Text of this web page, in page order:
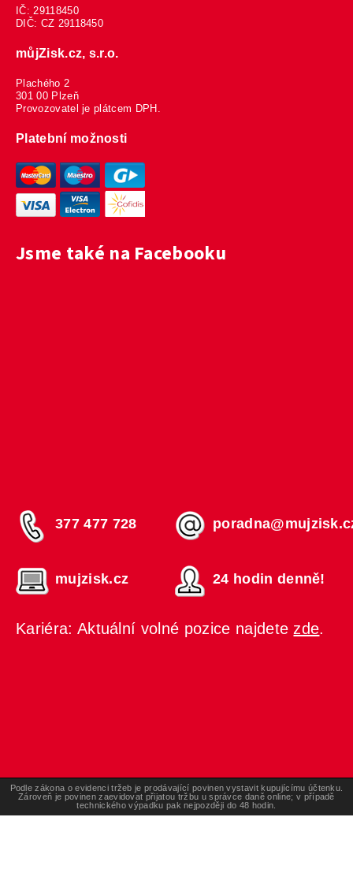
IČ: 29118450
DIČ: CZ 29118450
můjZisk.cz, s.r.o.
Plachého 2
301 00 Plzeň
Provozovatel je plátcem DPH.
Platební možnosti
Jsme také na Facebooku
377 477 728
mujzisk.cz 24 hodin denně!
Kariéra: Aktuální volné pozice najdete zde.
Podle zákona o evidenci tržeb je prodávající povinen vystavit kupujícímu účtenku.
Zároveň je povinen zaevidovat přijatou tržbu u správce daně online; v případě
technického výpadku pak nejpozději do 48 hodin.